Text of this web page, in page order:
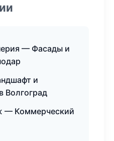
— Фасады и
и
Волгоград
— Коммерческий